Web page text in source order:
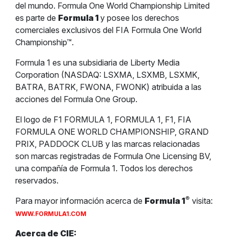
del mundo. Formula One World Championship Limited
es parte de Formula 1y posee los derechos
comerciales exclusivos del FIA Formula One World
Championship™.
Formula 1 es una subsidiaria de Liberty Media
Corporation (NASDAQ: LSXMA, LSXMB, LSXMK,
BATRA, BATRK, FWONA, FWONK) atribuida a las
acciones del Formula One Group.
El logo de F1 FORMULA 1, FORMULA 1, F1, FIA
FORMULA ONE WORLD CHAMPIONSHIP, GRAND
PRIX, PADDOCK CLUB y las marcas relacionadas
son marcas registradas de Formula One Licensing BV,
una compañía de Formula 1. Todos los derechos
reservados.
Para mayor información acerca de Formula 1® visita:
WWW.FORMULA1.COM
Acerca de CIE: